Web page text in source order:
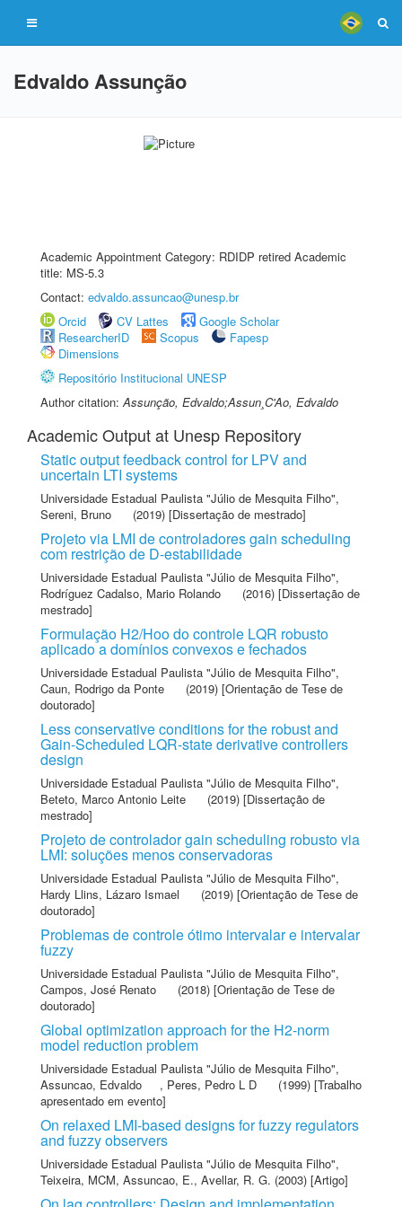
Edvaldo Assunção
Academic Appointment Category: RDIDP retired Academic
title: MS-5.3
Contact: edvaldo.assuncao@unesp.br
Orcid
CV Lattes
Google Scholar
ResearcherID
Scopus
Fapesp
Dimensions
Repositório Institucional UNESP
Author citation:Assunção, Edvaldo;Assun¸C'Ao, Edvaldo
Academic Output at Unesp Repository
Static output feedback control for LPV and
uncertain LTI systems
Universidade Estadual Paulista "Júlio de Mesquita Filho",
Sereni, Bruno
(2019) [Dissertação de mestrado]
Projeto via LMI de controladores gain scheduling
com restrição de D-estabilidade
Universidade Estadual Paulista "Júlio de Mesquita Filho",
Rodríguez Cadalso, Mario Rolando
(2016) [Dissertação de
mestrado]
Formulação H2/Hoo do controle LQR robusto
aplicado a domínios convexos e fechados
Universidade Estadual Paulista "Júlio de Mesquita Filho",
Caun, Rodrigo da Ponte
(2019) [Orientação de Tese de
doutorado]
Less conservative conditions for the robust and
Gain-Scheduled LQR-state derivative controllers
design
Universidade Estadual Paulista "Júlio de Mesquita Filho",
Beteto, Marco Antonio Leite
(2019) [Dissertação de
mestrado]
Projeto de controlador gain scheduling robusto via
LMI: soluções menos conservadoras
Universidade Estadual Paulista "Júlio de Mesquita Filho",
Hardy Llins, Lázaro Ismael
(2019) [Orientação de Tese de
doutorado]
Problemas de controle ótimo intervalar e intervalar
fuzzy
Universidade Estadual Paulista "Júlio de Mesquita Filho",
Campos, José Renato
(2018) [Orientação de Tese de
doutorado]
Global optimization approach for the H2-norm
model reduction problem
Universidade Estadual Paulista "Júlio de Mesquita Filho",
Assuncao, Edvaldo
, Peres, Pedro L D
(1999) [Trabalho
apresentado em evento]
On relaxed LMI-based designs for fuzzy regulators
and fuzzy observers
Universidade Estadual Paulista "Júlio de Mesquita Filho",
Teixeira, MCM, Assuncao, E., Avellar, R. G. (2003) [Artigo]